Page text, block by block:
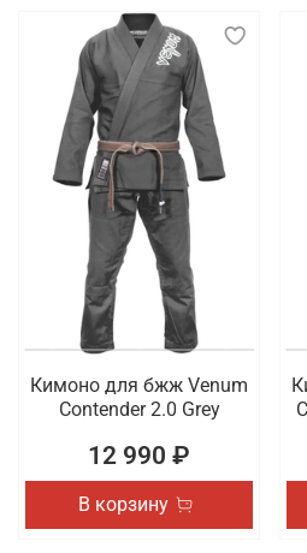
Кимоно для бжж Venum
Contender 2.0 Grey
12 990 ₽
В корзину